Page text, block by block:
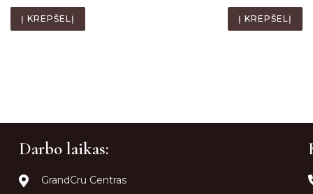
Į KREPŠELĮ Į KREPŠELĮ
Darbo laikas:
GrandCru Centras